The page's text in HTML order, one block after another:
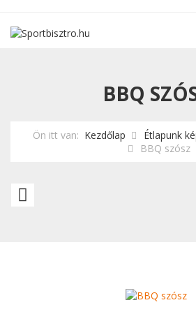
BBQ
Ön itt van: Kezdőlap Étlapunk
BBQ szósz